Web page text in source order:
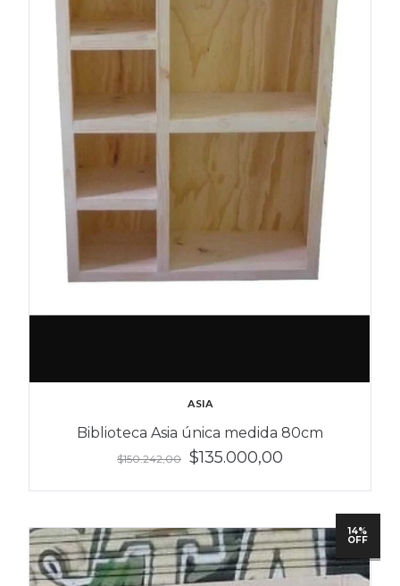
ASIA
Biblioteca Asia única medida 80cm
$150.242,00 $135.000,00
14%
OFF